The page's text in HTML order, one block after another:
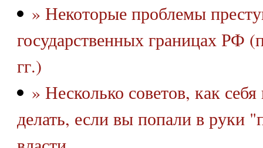
» Некоторые проблемы
государственных границах РФ
гг.)
» Несколько советов, как
делать, если вы попали в руки